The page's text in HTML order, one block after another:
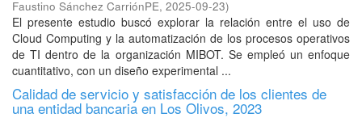
Faustino Sánchez CarriónPE, 2025-09-23)
El presente estudio buscó explorar la relación entre el uso de
Cloud Computing y la automatización de los procesos operativos
de TI dentro de la organización MIBOT. Se empleó un enfoque
cuantitativo, con un diseño experimental ...
Calidad de servicio y satisfacción de los clientes de
una entidad bancaria en Los Olivos, 2023